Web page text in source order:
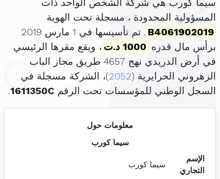
سيما كورب هي شركة الشخص الواحد ذات
المسؤولية المحدودة ، مسجلة تحت الهوية
B4061902019
. تم تأسيسها في 1 مارس 2019
برأس مال قدره 1000 د.ت
، ويقع مقرها الرئيسي
في أرض الدريدي نهج 4657 طريق مجاز الباب
الزهروني الحرايرية (2052)، الشركة مسجلة في
السجل الوطني للمؤسسات تحت الرقم 1611350C
.
معلومات حول
سيما كورب
الإسم
التجاري
سيما كورب